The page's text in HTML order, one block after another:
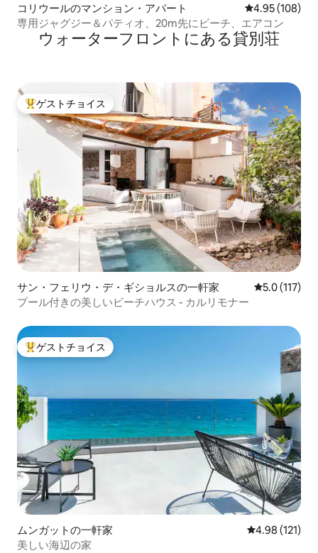
コリウールのマンション・アパート レビュー108
4.95 (108)
専用ジャグジー＆パティオ、20m先にビーチ、エアコン
ウォーターフロントにある貸別荘
大好評のゲストチョイスです。
ゲストチョイス
サン・フェリウ・デ・ギショルスの一軒家 レビュー117
5.0 (117)
プール付きの美しいビーチハウス - カルリモナー
大好評のゲストチョイスです。
ゲストチョイス
ムンガットの一軒家 レビュー121
4.98 (121)
美しい海辺の家